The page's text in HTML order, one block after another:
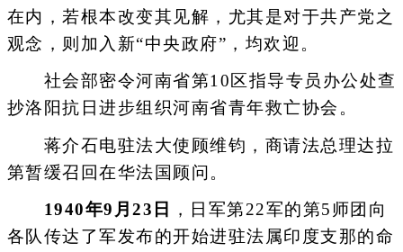
在内，若根本改变其见解，尤其是对于共产党之
观念，则加入新“中央政府”，均欢迎。
社会部密令河南省第10区指导专员办公处查
抄洛阳抗日进步组织河南省青年救亡协会。
蒋介石电驻法大使顾维钧，商请法总理达拉
第暂缓召回在华法国顾问。
1940年9月23日
，日军第22军的第5师团向
各队传达了军发布的开始进驻法属印度支那的命